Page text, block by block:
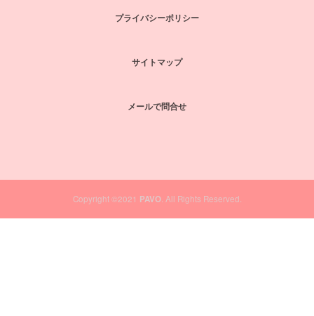
プライバシーポリシー
サイトマップ
メールで問合せ
Copyright ©2021 PAVO. All Rights Reserved.